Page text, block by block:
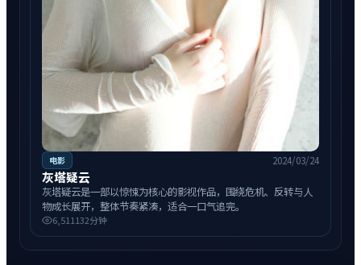
电影 2024/03/24
灰塔疑云
灰塔疑云是一部以惊悚为核心的影视作品，围绕危机、反转与人
物成长展开，整体节奏紧凑，适合一口气追完。
6,511132分钟